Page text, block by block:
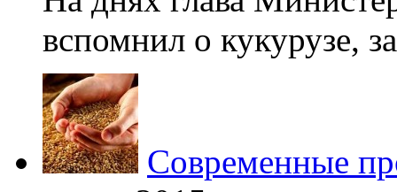
вспомнил о кукурузе,
Современные